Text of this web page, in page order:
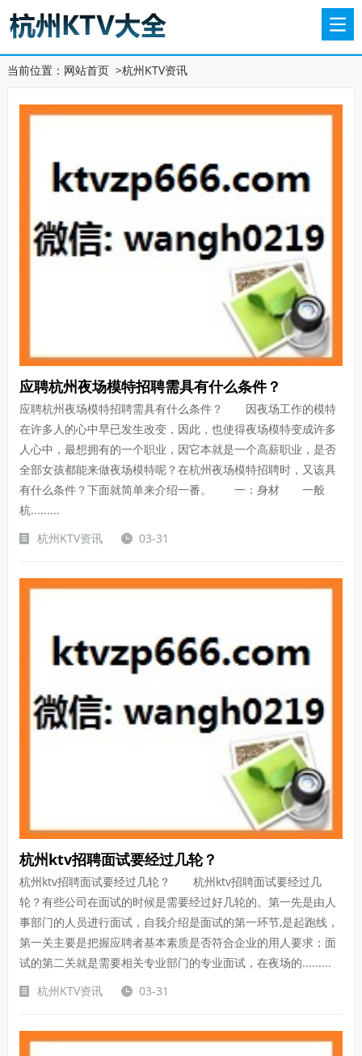
当前位置： 网站首页>杭州KTV资讯
应聘杭州夜场模特招聘需具有什么条件？
应聘杭州夜场模特招聘需具有什么条件？ 因夜场工作的模特
在许多人的心中早已发生改变，因此，也使得夜场模特变成许多
人心中，最想拥有的一个职业，因它本就是一个高薪职业，是否
全部女孩都能来做夜场模特呢？在杭州夜场模特招聘时，又该具
有什么条件？下面就简单来介绍一番。 一：身材 一般
杭.........
杭州KTV资讯
03-31
杭州ktv招聘面试要经过几轮？
杭州ktv招聘面试要经过几轮？ 杭州ktv招聘面试要经过几
轮？有些公司在面试的时候是需要经过好几轮的。第一先是由人
事部门的人员进行面试，自我介绍是面试的第一环节,是起跑线，
第一关主要是把握应聘者基本素质是否符合企业的用人要求；面
试的第二关就是需要相关专业部门的专业面试，在夜场的.........
杭州KTV资讯
03-31